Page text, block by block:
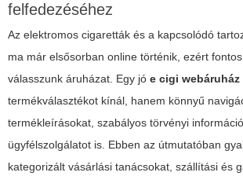
felfedezéséhez
Az elektromos cigaretták és a kapcsolódó
ma már elsősorban online történik, ezért
válasszunk áruházat. Egy jó e cigi webáruház
termékválasztékot kínál, hanem könnyű
termékleírásokat, szabályos törvényi
ügyfélszolgálatot is. Ebben az útmutatóban
kategorizált vásárlási tanácsokat, szállítási és